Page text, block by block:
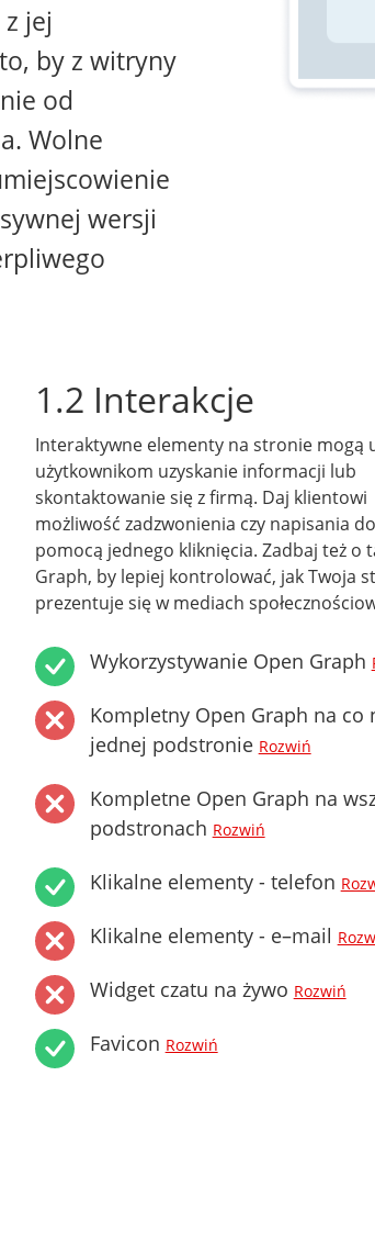
jej
by z witryny
od
Wolne
wersji
1.2 Interakcje
Interaktywne elementy na stronie mogą
użytkownikom uzyskanie informacji lub
skontaktowanie się z firmą. Daj klientowi
możliwość zadzwonienia czy napisania
pomocą jednego kliknięcia. Zadbaj też o
Graph, by lepiej kontrolować, jak Twoja
prezentuje się w mediach
Wykorzystywanie Open Graph
Kompletny Open Graph na co
jednej podstronie Rozwiń
Kompletne Open Graph na
podstronach Rozwiń
Klikalne elementy - telefon
Klikalne elementy - e–mail
Widget czatu na żywo Rozwiń
Favicon Rozwiń